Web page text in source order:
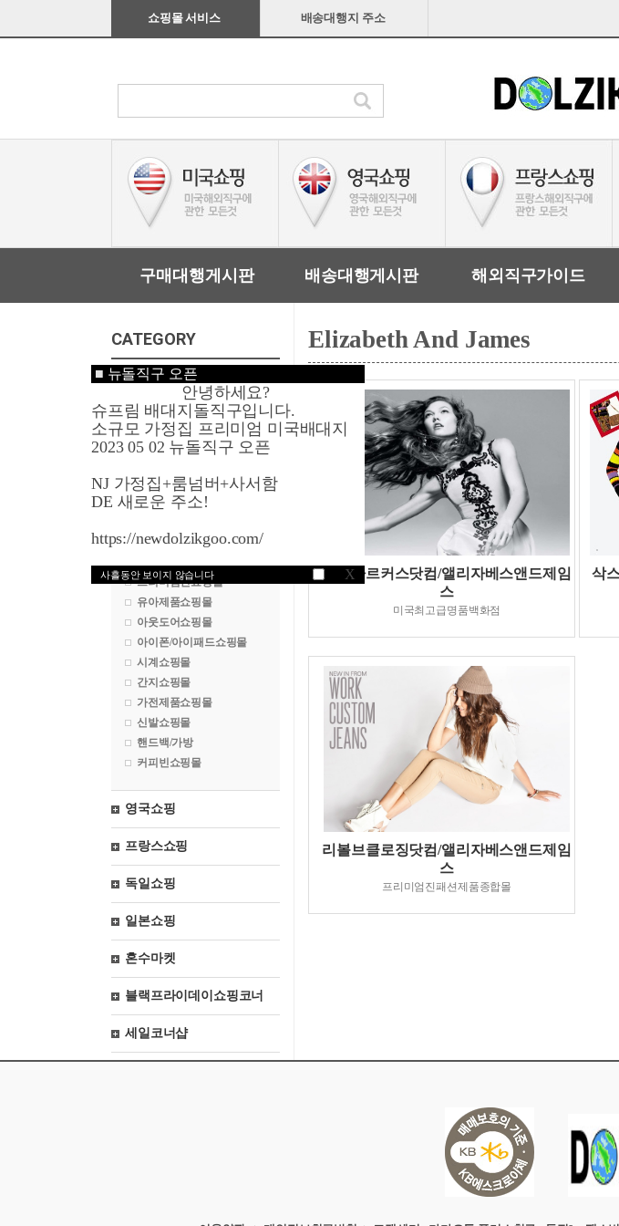
■ 뉴돌직구 오픈
안녕하세요?
슈프림 배대지돌직구입니다.
소규모 가정집 프리미엄 미국배대지
2023 05 02 뉴돌직구 오픈
NJ 가정집+룸넘버+사서함
DE 새로운 주소!
https://newdolzikgoo.com/
사흘동안 보이지 않습니다 X
쇼핑몰 서비스 배송대행지 주소
구매대행게시판 배송대행게시판 해외직구가이드
CATEGORY
미국쇼핑
명품쇼핑몰
수입차구매대행
화장품쇼핑몰
악세서리쇼핑몰
속옷쇼핑몰
프리미엄진쇼핑몰
유아제품쇼핑몰
아웃도어쇼핑몰
아이폰/아이패드쇼핑몰
시계쇼핑몰
간지쇼핑몰
가전제품쇼핑몰
신발쇼핑몰
핸드백/가방
커피빈쇼핑몰
영국쇼핑
프랑스쇼핑
독일쇼핑
일본쇼핑
혼수마켓
블랙프라이데이쇼핑코너
세일코너샵
Elizabeth And James
니만마르커스닷컴/앨리자베스앤드제임
스
미국최고급명품백화점
삭
리볼브클로징닷컴/앨리자베스앤드제임
스
프리미엄진패션제품종합몰